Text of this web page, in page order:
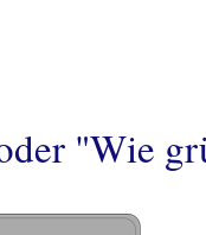
"Wie